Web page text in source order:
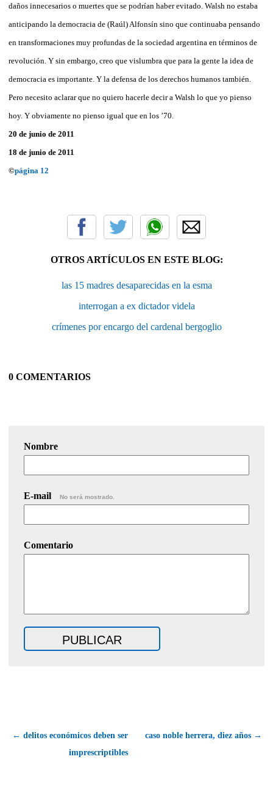
daños innecesarios o muertes que se podrían haber evitado. Walsh no estaba
anticipando la democracia de (Raúl) Alfonsín sino que continuaba pensando
en transformaciones muy profundas de la sociedad argentina en términos de
revolución. Y sin embargo, creo que vislumbra que para la gente la idea de
democracia es importante. Y la defensa de los derechos humanos también.
Pero necesito aclarar que no quiero hacerle decir a Walsh lo que yo pienso
hoy. Y obviamente no pienso igual que en los ’70.
20 de junio de 2011
18 de junio de 2011
©página 12
OTROS ARTÍCULOS EN ESTE BLOG:
las 15 madres desaparecidas en la esma
interrogan a ex dictador videla
crímenes por encargo del cardenal bergoglio
0 COMENTARIOS
Nombre
E-mail No será mostrado.
Comentario
← delitos económicos deben ser
imprescriptibles
caso noble herrera, diez años →